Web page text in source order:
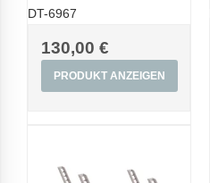
DT-6967
130,00 €
PRODUKT ANZEIGEN